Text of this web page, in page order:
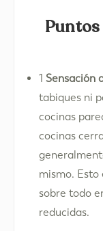
Puntos
1 Sensación
tabiques ni
cocinas
cocinas
mismo.
sobre todo
reducidas.